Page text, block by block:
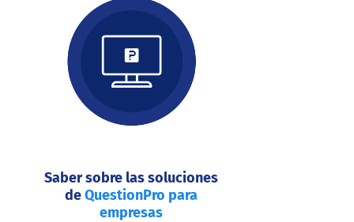
buscando
hacer
Saber sobre las soluciones
deQuestionPro para
empresas